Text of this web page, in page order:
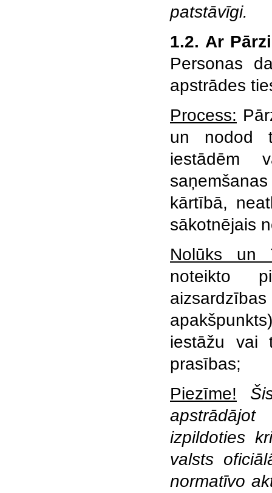
patstāvīgi.
1.2. Ar
Personas
apstrādes
Process:
un nodod
iestādēm
kārtībā,
sākotnējais
Nolūks un
noteikto
iestāžu vai
prasības;
Piezīme!
izpildoties
valsts
normatīvo